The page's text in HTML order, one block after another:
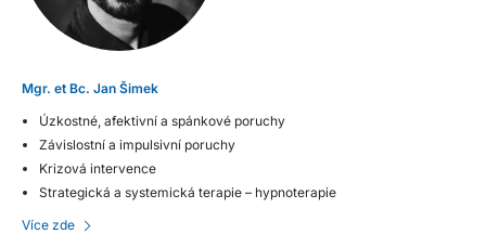
Mgr. et Bc. Jan Šimek
Úzkostné, afektivní a spánkové poruchy
Závislostní a impulsivní poruchy
Krizová intervence
Strategická a systemická terapie – hypnoterapie
Více zde